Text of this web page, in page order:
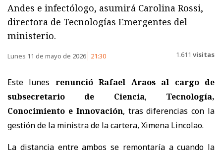
Andes e infectólogo, asumirá Carolina Rossi,
directora de Tecnologías Emergentes del
ministerio.
Lunes 11 de mayo de 2026 21:30 1.611 visitas
Este lunes renunció Rafael Araos al cargo de
subsecretario de Ciencia, Tecnología,
Conocimiento e Innovación, tras diferencias con la
gestión de la ministra de la cartera, Ximena Lincolao.
La distancia entre ambos se remontaría a cuando la